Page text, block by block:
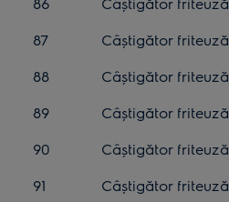
87
Câștigător friteuză
88
Câștigător friteuză
89
Câștigător friteuză
90
Câștigător friteuză
91
Câștigător friteuză